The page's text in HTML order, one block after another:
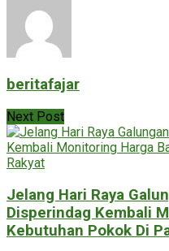
beritafajar
Next Post
Jelang Hari Raya
Disperindag Kembali
Kebutuhan Pokok Di